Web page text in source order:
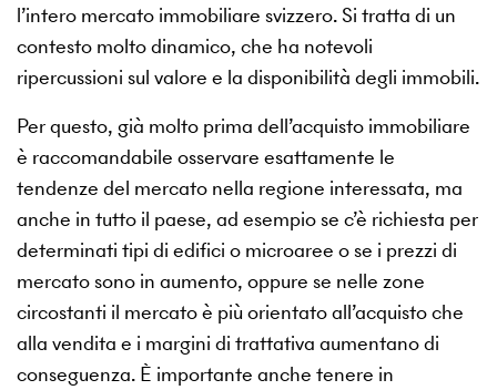
l’intero mercato immobiliare svizzero. Si tratta di un
contesto molto dinamico, che ha notevoli
ripercussioni sul valore e la disponibilità degli immobili.
Per questo, già molto prima dell’acquisto immobiliare
è raccomandabile osservare esattamente le
tendenze del mercato nella regione interessata, ma
anche in tutto il paese, ad esempio se c’è richiesta per
determinati tipi di edifici o microaree o se i prezzi di
mercato sono in aumento, oppure se nelle zone
circostanti il mercato è più orientato all’acquisto che
alla vendita e i margini di trattativa aumentano di
conseguenza. È importante anche tenere in